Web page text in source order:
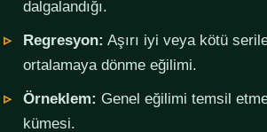
dalgalandığı.
Regresyon: Aşırı iyi veya kötü
ortalamaya dönme eğilimi.
Örneklem: Genel eğilimi temsil
kümesi.